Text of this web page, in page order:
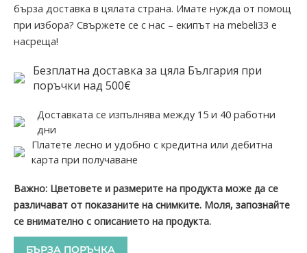
бърза доставка в цялата страна. Имате нужда от помощ
при избора? Свържете се с нас – екипът на mebeli33 е
насреща!
Безплатна доставка за цяла България при
поръчки над 500€
Доставката се изпълнява между 15 и 40 работни
дни
Платете лесно и удобно с кредитна или дебитна
карта при получаване
Важно: Цветовете и размерите на продукта може да се
различават от показаните на снимките. Моля, запознайте
се внимателно с описанието на продукта.
БЪРЗА ПОРЪЧКА